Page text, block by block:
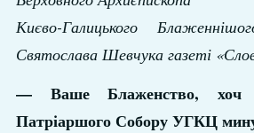
Києво-Галицького
Святослава Шевчука газеті
— Ваше Блаженство, хоч
Патріаршого Собору УГКЦ